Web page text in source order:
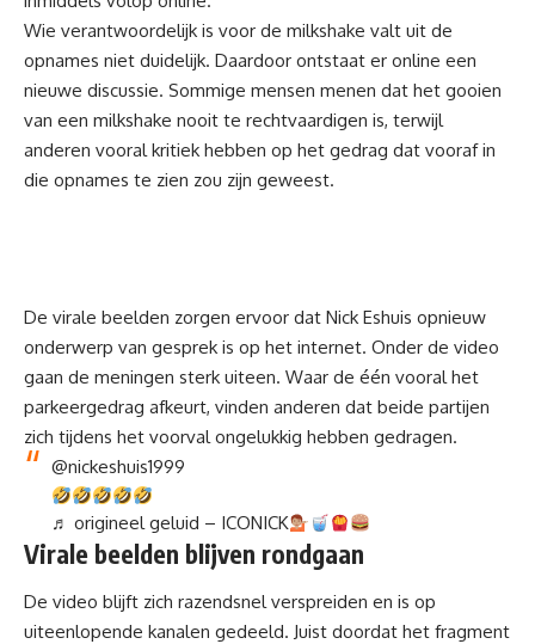
Wie verantwoordelijk is voor de milkshake valt uit de
opnames niet duidelijk. Daardoor ontstaat er online een
nieuwe discussie. Sommige mensen menen dat het gooien
van een milkshake nooit te rechtvaardigen is, terwijl
anderen vooral kritiek hebben op het gedrag dat vooraf in
die opnames te zien zou zijn geweest.
De virale beelden zorgen ervoor dat Nick Eshuis opnieuw
onderwerp van gesprek is op het internet. Onder de video
gaan de meningen sterk uiteen. Waar de één vooral het
parkeergedrag afkeurt, vinden anderen dat beide partijen
zich tijdens het voorval ongelukkig hebben gedragen.
@nickeshuis1999
♬ origineel geluid – ICONICK
Virale beelden blijven rondgaan
De video blijft zich razendsnel verspreiden en is op
uiteenlopende kanalen gedeeld. Juist doordat het fragment